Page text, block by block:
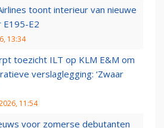
toont interieur van nieuwe
E195-E2
13:34
toezicht ILT op KLM E&M om
verslaglegging: ‘Zwaar
11:54
voor zomerse debutanten